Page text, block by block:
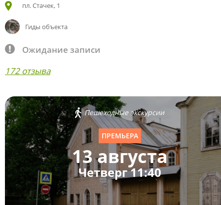
пл. Стачек, 1
Гиды объекта
Ожидание записи
172 отзыва
Пешеходные экскурсии
ПРЕМЬЕРА
13 августа
Четверг 11:40